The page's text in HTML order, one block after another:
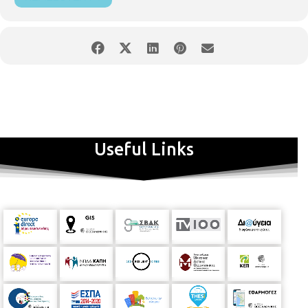
Πιάνο: Βαλέρια Χαριτίδου
Διάσημος δάσκαλος, μουσικός και Διευθυντής Ορχήστρας.
Ξεκίνησε τις μουσικές του σπουδές στην Ισπανία και συνέχισε
στη Γερμανία και τις Η.Π.Α., πάντα με υψηλή βαθμολογία. Μέλος
των Συμφωνικών Ορχηστρών της Βαρκελώνης και της Asturias,
Useful Links